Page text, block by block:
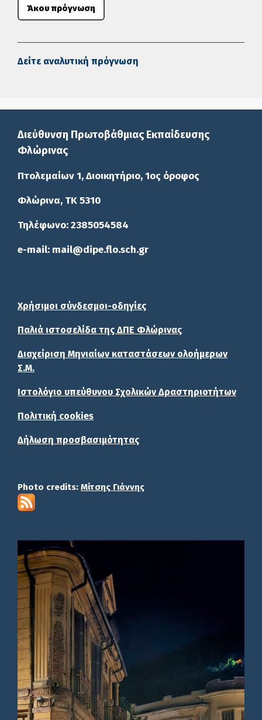
Άκου πρόγνωση
Δείτε αναλυτική πρόγνωση
Διεύθυνση Πρωτοβάθμιας Εκπαίδευσης
Φλώρινας
Πτολεμαίων 1, Διοικητήριο, 1ος όροφος
Φλώρινα, ΤΚ 5310
Τηλέφωνο: 2385054584
e-mail: mail@dipe.flo.sch.gr
Χρήσιμοι σύνδεσμοι-οδηγίες
Παλιά ιστοσελίδα της ΔΠΕ Φλώρινας
Διαχείριση Μηνιαίων καταστάσεων ολοήμερων
Σ.Μ.
Ιστολόγιο υπεύθυνου Σχολικών Δραστηριοτήτων
Πολιτική cookies
Δήλωση προσβασιμότητας
Photo credits: Μίτσης Γιάννης